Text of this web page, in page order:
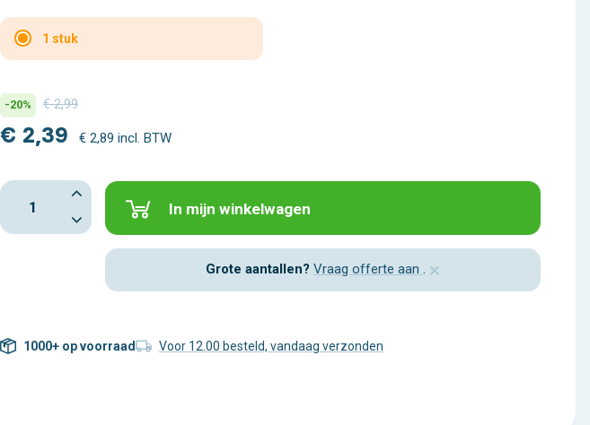
1 stuk
-20% € 2,99
€ 2,39 € 2,89 incl. BTW
In mijn winkelwagen
Grote aantallen? Vraag offerte aan . ×
1000+ op voorraad Voor 12.00 besteld, vandaag verzonden